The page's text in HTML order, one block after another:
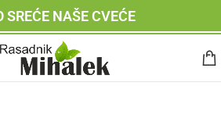
SREĆE NAŠE CVEĆE